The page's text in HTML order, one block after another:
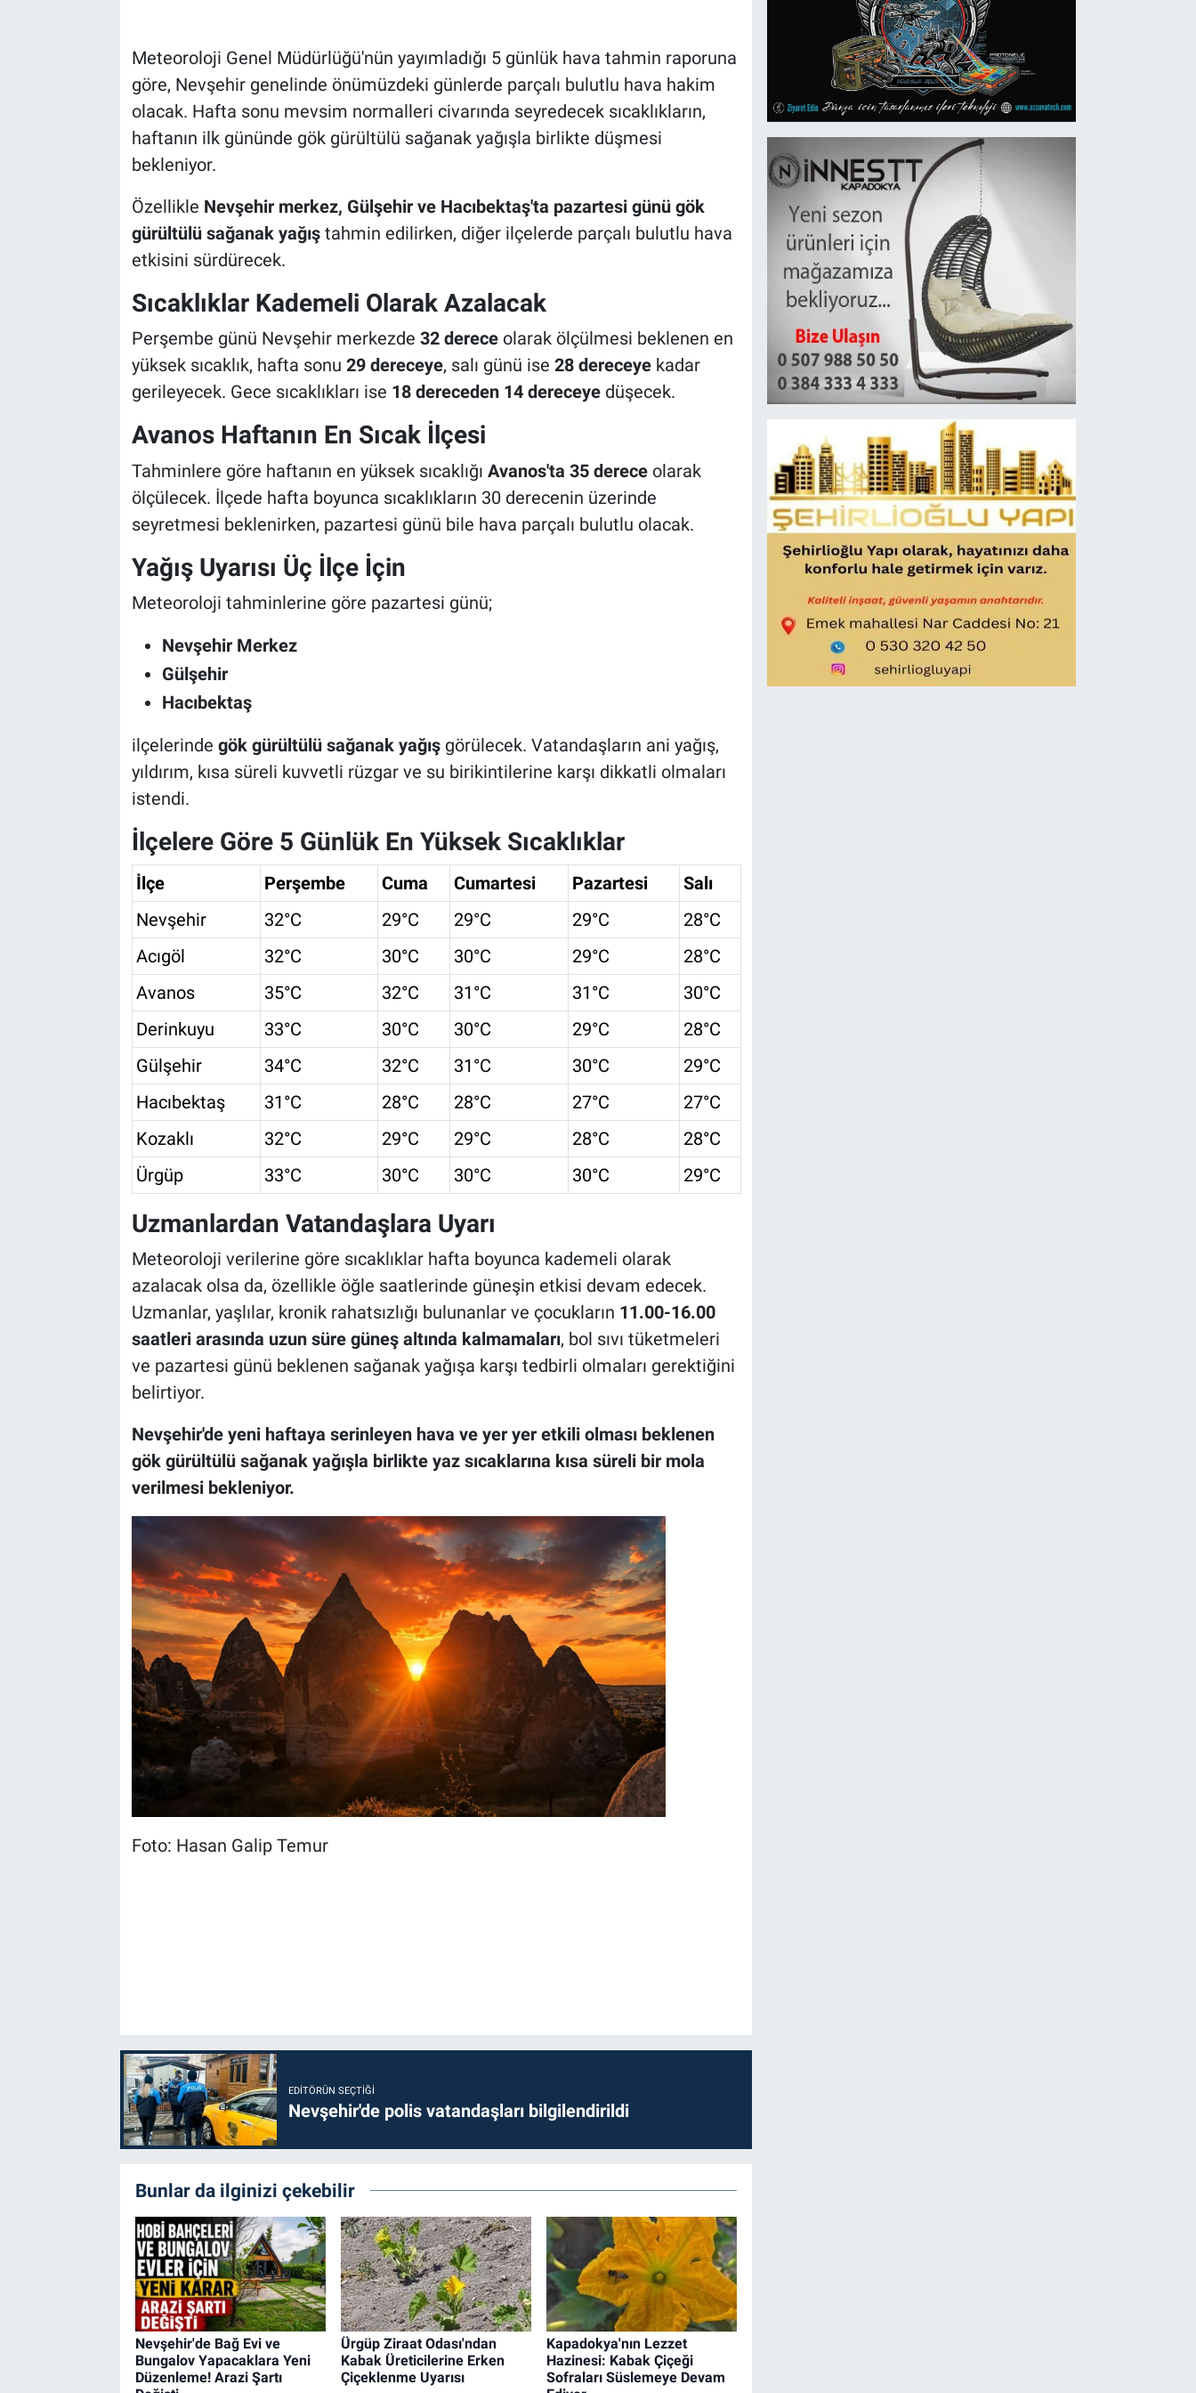
Meteoroloji Genel Müdürlüğü'nün yayımladığı 5 günlük hava tahmin raporuna
göre, Nevşehir genelinde önümüzdeki günlerde parçalı bulutlu hava hakim
olacak. Hafta sonu mevsim normalleri civarında seyredecek sıcaklıkların,
haftanın ilk gününde gök gürültülü sağanak yağışla birlikte düşmesi
bekleniyor.
Özellikle Nevşehir merkez, Gülşehir ve Hacıbektaş'ta pazartesi günü gök
gürültülü sağanak yağıştahmin edilirken, diğer ilçelerde parçalı bulutlu hava
etkisini sürdürecek.
Sıcaklıklar Kademeli Olarak Azalacak
Perşembe günü Nevşehir merkezde 32 dereceolarak ölçülmesi beklenen en
yüksek sıcaklık, hafta sonu 29 dereceye, salı günü ise 28 dereceyekadar
gerileyecek. Gece sıcaklıkları ise 18 dereceden 14 dereceyedüşecek.
Avanos Haftanın En Sıcak İlçesi
Tahminlere göre haftanın en yüksek sıcaklığı Avanos'ta 35 dereceolarak
ölçülecek. İlçede hafta boyunca sıcaklıkların 30 derecenin üzerinde
seyretmesi beklenirken, pazartesi günü bile hava parçalı bulutlu olacak.
Yağış Uyarısı Üç İlçe İçin
Meteoroloji tahminlerine göre pazartesi günü;
Nevşehir Merkez
Gülşehir
Hacıbektaş
ilçelerinde gök gürültülü sağanak yağışgörülecek. Vatandaşların ani yağış,
yıldırım, kısa süreli kuvvetli rüzgar ve su birikintilerine karşı dikkatli olmaları
istendi.
İlçelere Göre 5 Günlük En Yüksek Sıcaklıklar
İlçe Perşembe Cuma Cumartesi Pazartesi
Salı
Nevşehir
32°C 29°C 29°C 29°C
28°C
Acıgöl
32°C 30°C 30°C 29°C
28°C
Avanos
35°C 32°C 31°C 31°C
30°C
Derinkuyu
33°C 30°C 30°C 29°C
28°C
Gülşehir
34°C 32°C 31°C 30°C
29°C
Hacıbektaş
31°C 28°C 28°C 27°C
27°C
Kozaklı
32°C 29°C 29°C 28°C
28°C
Ürgüp
33°C 30°C 30°C 30°C 29°C
Uzmanlardan Vatandaşlara Uyarı
Meteoroloji verilerine göre sıcaklıklar hafta boyunca kademeli olarak
azalacak olsa da, özellikle öğle saatlerinde güneşin etkisi devam edecek.
Uzmanlar, yaşlılar, kronik rahatsızlığı bulunanlar ve çocukların 11.00-16.00
saatleri arasında uzun süre güneş altında kalmamaları, bol sıvı tüketmeleri
ve pazartesi günü beklenen sağanak yağışa karşı tedbirli olmaları gerektiğini
belirtiyor.
Nevşehir'de yeni haftaya serinleyen hava ve yer yer etkili olması beklenen
gök gürültülü sağanak yağışla birlikte yaz sıcaklarına kısa süreli bir mola
verilmesi bekleniyor.
Foto: Hasan Galip Temur
EDITÖRÜN SEÇTIĞI
Nevşehir'de polis vatandaşları bilgilendirildi
Bunlar da ilginizi çekebilir
Nevşehir'de Bağ Evi ve
Bungalov Yapacaklara Yeni
Düzenleme! Arazi Şartı
Ürgüp Ziraat Odası'ndan
Kabak Üreticilerine Erken
Çiçeklenme Uyarısı
Kapadokya'nın Lezzet
Hazinesi: Kabak Çiçeği
Sofraları Süslemeye Devam
Kültür - Sanat
Haberde İnsan